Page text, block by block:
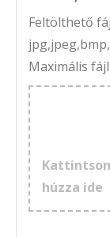
Feltölthető
Maximális
húzza ide